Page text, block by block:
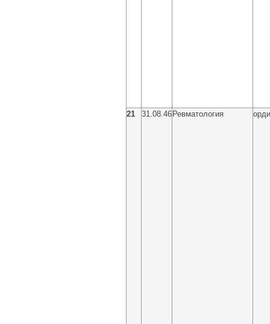
21 31.08.46 Ревматология